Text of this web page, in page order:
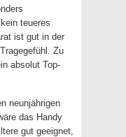
teueres
ist gut in der
Zu
absolut Top-
neunjährigen
das Handy
gut geeignet,